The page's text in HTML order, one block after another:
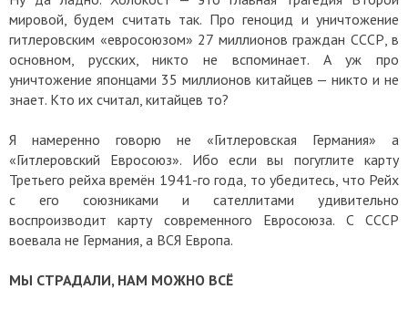
мировой, будем считать так. Про геноцид и уничтожение
гитлеровским «евросоюзом» 27 миллионов граждан СССР, в
основном, русских, никто не вспоминает. А уж про
уничтожение японцами 35 миллионов китайцев — никто и не
знает. Кто их считал, китайцев то?
Я намеренно говорю не «Гитлеровская Германия» а
«Гитлеровский Евросоюз». Ибо если вы погуглите карту
Третьего рейха времён 1941-го года, то убедитесь, что Рейх
с его союзниками и сателлитами удивительно
воспроизводит карту современного Евросоюза. С СССР
воевала не Германия, а ВСЯ Европа.
МЫ СТРАДАЛИ, НАМ МОЖНО ВСЁ